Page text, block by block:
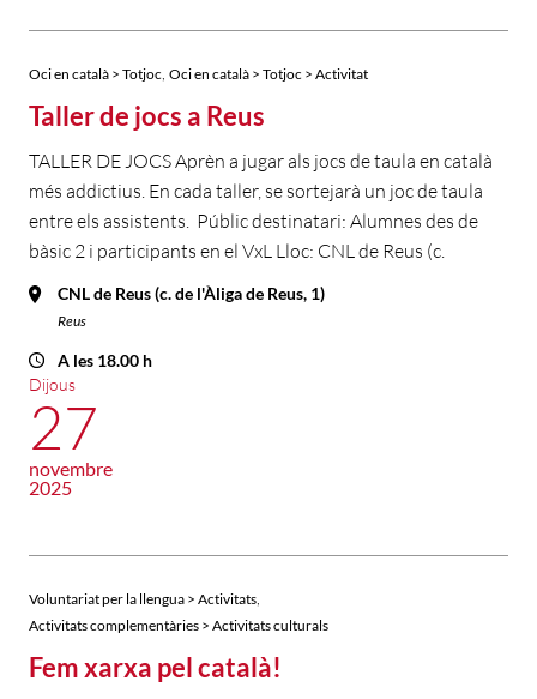
Oci en català > Totjoc Oci en català > Totjoc > Activitat
Taller de jocs a Reus
TALLER DE JOCS Aprèn a jugar als jocs de taula en català
més addictius. En cada taller, se sortejarà un joc de taula
entre els assistents. Públic destinatari: Alumnes des de
bàsic 2 i participants en el VxL Lloc: CNL de Reus (c.
CNL de Reus (c. de l'Àliga de Reus, 1)
Reus
A les 18.00 h
Dijous
27
novembre
2025
Voluntariat per la llengua > Activitats
Activitats complementàries > Activitats culturals
Fem xarxa pel català!